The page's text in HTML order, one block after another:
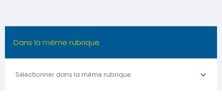
Dans la même rubrique
Sélectionner dans la même rubrique